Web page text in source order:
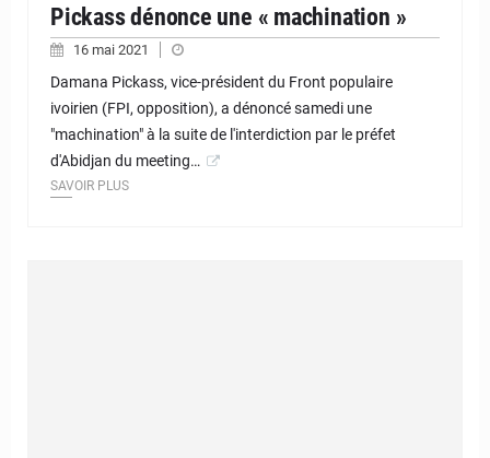
Pickass dénonce une « machination »
16 mai 2021
Damana Pickass, vice-président du Front populaire
ivoirien (FPI, opposition), a dénoncé samedi une
"machination" à la suite de l'interdiction par le préfet
d'Abidjan du meeting…
SAVOIR PLUS